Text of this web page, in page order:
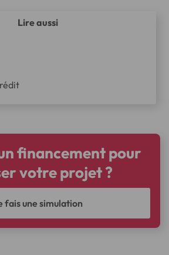
Lire aussi
financement pour
votre projet ?
fais une simulation